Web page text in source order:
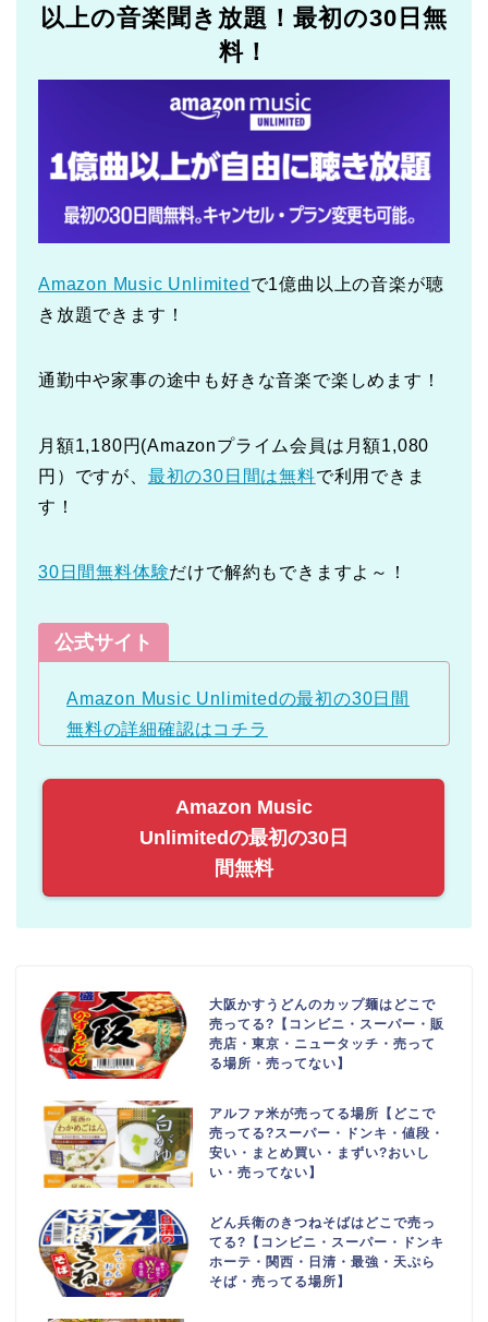
以上の音楽聞き放題！最初の30日無
料！
Amazon Music Unlimited で1億曲以上の音楽が聴
き放題できます！
通勤中や家事の途中も好きな音楽で楽しめます！
月額1,180円(Amazonプライム会員は月額1,080
円）ですが、 最初の30日間は無料で利用できま
す！
30日間無料体験だけで解約もできますよ～！
公式サイト
Amazon Music Unlimitedの最初の30日間
無料の詳細確認はコチラ
Amazon Music
Unlimitedの最初の30日
間無料
大阪かすうどんのカップ麺はどこで
売ってる?【コンビニ・スーパー・販
売店・東京・ニュータッチ・売って
る場所・売ってない】
アルファ米が売ってる場所【どこで
売ってる?スーパー・ドンキ・値段・
安い・まとめ買い・まずい?おいし
い・売ってない】
どん兵衛のきつねそばはどこで売っ
てる?【コンビニ・スーパー・ドンキ
ホーテ・関西・日清・最強・天ぷら
そば・売ってる場所】